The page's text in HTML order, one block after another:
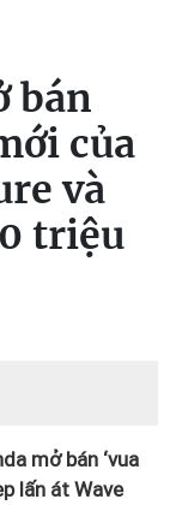
bán
của
và
triệu
mở bán ‘vua
lấn át Wave